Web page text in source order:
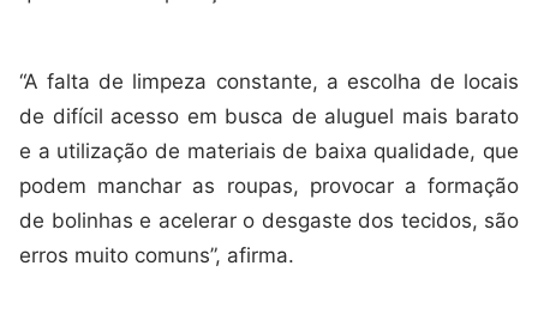
“A falta de limpeza constante, a escolha de locais
de difícil acesso em busca de aluguel mais barato
e a utilização de materiais de baixa qualidade, que
podem manchar as roupas, provocar a formação
de bolinhas e acelerar o desgaste dos tecidos, são
erros muito comuns”, afirma.